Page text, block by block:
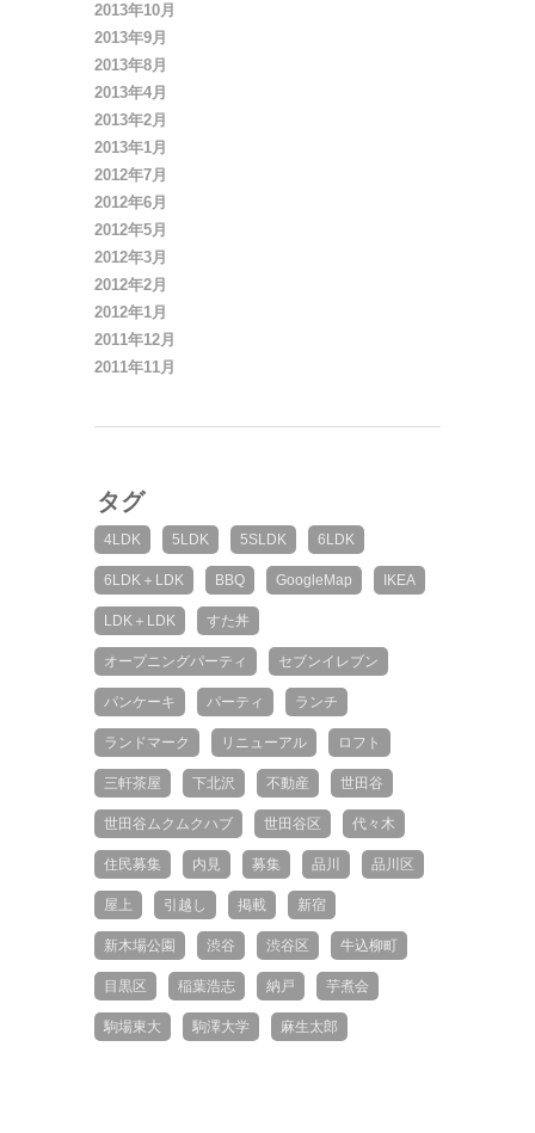
2013年10月
2013年9月
2013年8月
2013年4月
2013年2月
2013年1月
2012年7月
2012年6月
2012年5月
2012年3月
2012年2月
2012年1月
2011年12月
2011年11月
タグ
4LDK 5LDK 5SLDK 6LDK
6LDK＋LDK BBQ GoogleMap IKEA
LDK＋LDK すた丼
オープニングパーティ セブンイレブン
パンケーキ パーティ ランチ
ランドマーク リニューアル ロフト
三軒茶屋 下北沢 不動産 世田谷
世田谷ムクムクハブ 世田谷区 代々木
住民募集 内見 募集 品川 品川区
屋上 引越し 掲載 新宿
新木場公園 渋谷 渋谷区 牛込柳町
目黒区 稲葉浩志 納戸 芋煮会
駒場東大 駒澤大学 麻生太郎